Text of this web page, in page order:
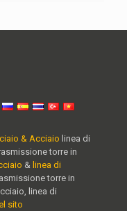
& Acciaio linea di
torre in
& linea di
torre in
linea di
sito